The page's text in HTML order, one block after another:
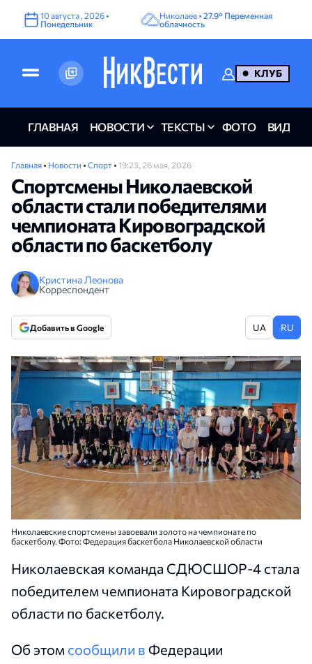
10августа ,2026 •
Понедельник
Николаев • 27.9° Переменная
облачность
КЛУБ
ГЛАВНАЯ НОВОСТИ ТЕКСТЫ ФОТО ВИДЕО
Главная • Новости • Спорт • 19:23, 26 мая, 2026
Спортсмены Николаевской
области стали победителями
чемпионата Кировоградской
области по баскетболу
Кристина Леонова
Корреспондент
Добавить в Google UA RU
Николаевские спортсмены завоевали золото на чемпионате по
баскетболу. Фото: Федерация баскетбола Николаевской области
Николаевская команда СДЮСШОР-4 стала
победителем чемпионата Кировоградской
области по баскетболу.
Об этом сообщили в Федерации